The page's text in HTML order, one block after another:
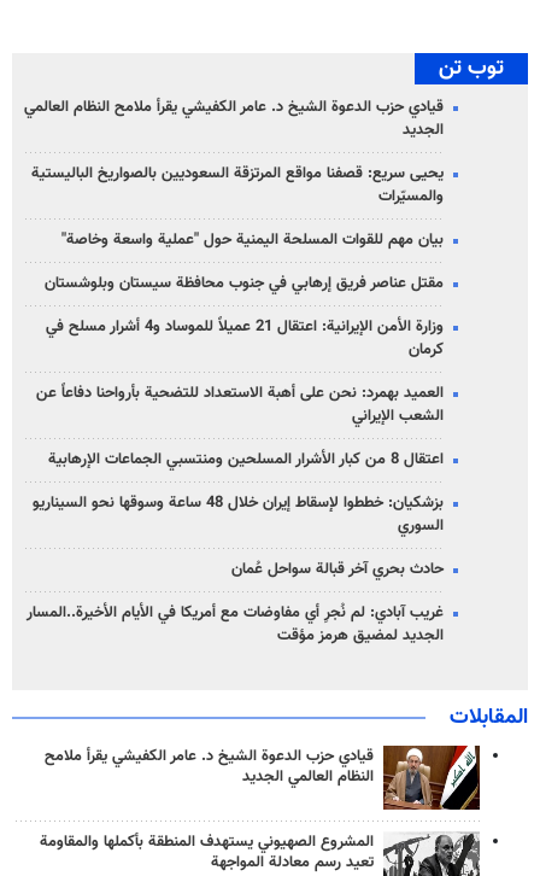
توب تن
قيادي حزب الدعوة الشيخ د. عامر الكفيشي يقرأ ملامح النظام العالمي
الجديد
يحيى سريع: قصفنا مواقع المرتزقة السعوديين بالصواريخ الباليستية
والمسيّرات
بيان مهم للقوات المسلحة اليمنية حول "عملية واسعة وخاصة"
مقتل عناصر فريق إرهابي في جنوب محافظة سيستان وبلوشستان
وزارة الأمن الإيرانية: اعتقال 21 عميلاً للموساد و4 أشرار مسلح في
كرمان
العميد بهمرد: نحن على أهبة الاستعداد للتضحية بأرواحنا دفاعاً عن
الشعب الإيراني
اعتقال 8 من كبار الأشرار المسلحين ومنتسبي الجماعات الإرهابية
بزشكيان: خططوا لإسقاط إيران خلال 48 ساعة وسوقها نحو السيناريو
السوري
حادث بحري آخر قبالة سواحل عُمان
غريب آبادي: لم نُجرِ أي مفاوضات مع أمريكا في الأيام الأخيرة..المسار
الجديد لمضيق هرمز مؤقت
المقابلات
قيادي حزب الدعوة الشيخ د. عامر الكفيشي يقرأ ملامح
النظام العالمي الجديد
المشروع الصهيوني يستهدف المنطقة بأكملها والمقاومة
تعيد رسم معادلة المواجهة